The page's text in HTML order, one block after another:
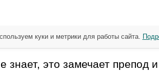
знает, это замечает препод
куки и метрики для работы сайта.